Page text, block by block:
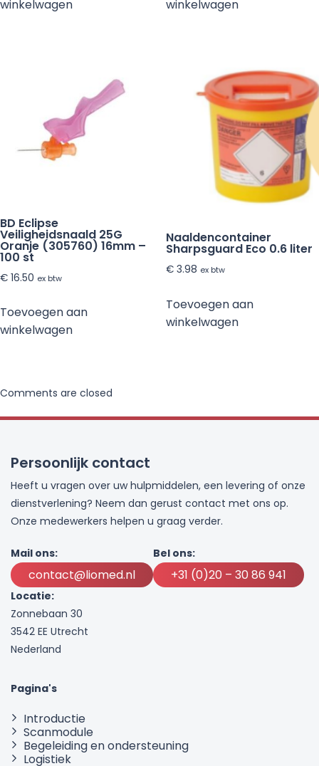
winkelwagen
winkelwagen
BD Eclipse
Veiligheidsnaald 25G
Oranje (305760) 16mm –
100 st
€ 16.50 ex btw
Toevoegen aan
winkelwagen
Naaldencontainer
Sharpsguard Eco 0.6 liter
€3.98 ex btw
Toevoegen aan
winkelwagen
Comments are closed
Persoonlijk contact
Heeft u vragen over uw hulpmiddelen, een levering of onze
dienstverlening? Neem dan gerust contact met ons op.
Onze medewerkers helpen u graag verder.
Mail ons:
contact@liomed.nl
Bel ons:
+31 (0)20 – 30 86 941
Locatie:
Zonnebaan 30
3542 EE Utrecht
Nederland
Pagina's
Introductie
Scanmodule
Begeleiding en ondersteuning
Logistiek